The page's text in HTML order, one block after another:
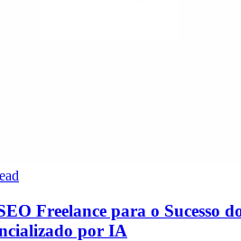
Freelance para o Sucesso
por IA